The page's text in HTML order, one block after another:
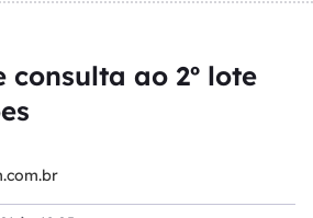
consulta ao 2º lote